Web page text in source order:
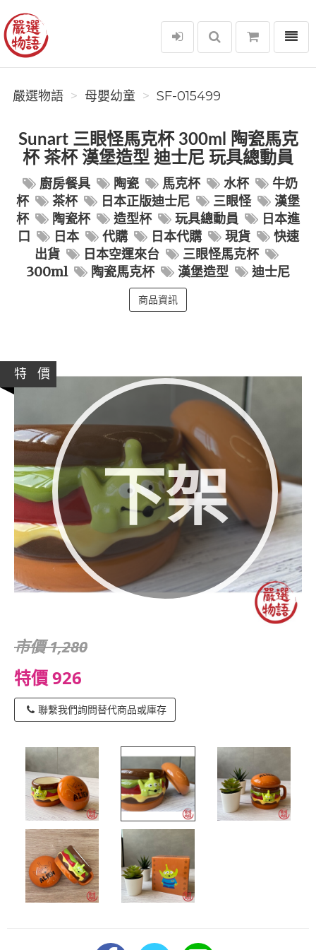
嚴選物語
選單
嚴選物語 母嬰幼童 SF-015499
Sunart 三眼怪馬克杯 300ml 陶瓷馬克
杯 茶杯 漢堡造型 迪士尼 玩具總動員
廚房餐具 陶瓷 馬克杯 水杯
牛奶
杯
茶杯 日本正版迪士尼 三眼怪
漢堡
杯
陶瓷杯 造型杯 玩具總動員
日本進
口
日本 代購 日本代購 現貨
快速
出貨
日本空運來台
三眼怪馬克杯
300ml
陶瓷馬克杯 漢堡造型 迪士尼
商品資訊
下架
特 價
市價 1,280
特價 926
聯繫我們詢問替代商品或庫存